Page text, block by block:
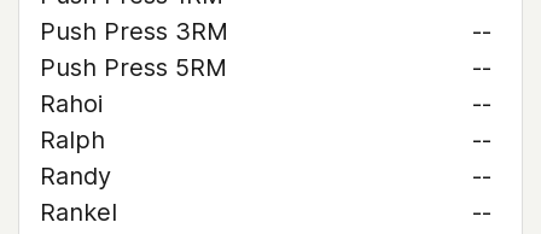
Push Press 3RM
--
Push Press 5RM
--
Rahoi
--
Ralph
--
Randy
--
Rankel
--